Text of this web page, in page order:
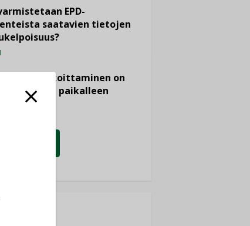
EPD-
saatavien tietojen
viemärimitoittaminen on
ajassa paikalleen